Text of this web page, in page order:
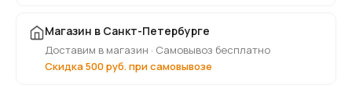
Магазин в Санкт-Петербурге
Доставим в магазин · Самовывоз бесплатно
Скидка 500 руб. при самовывозе